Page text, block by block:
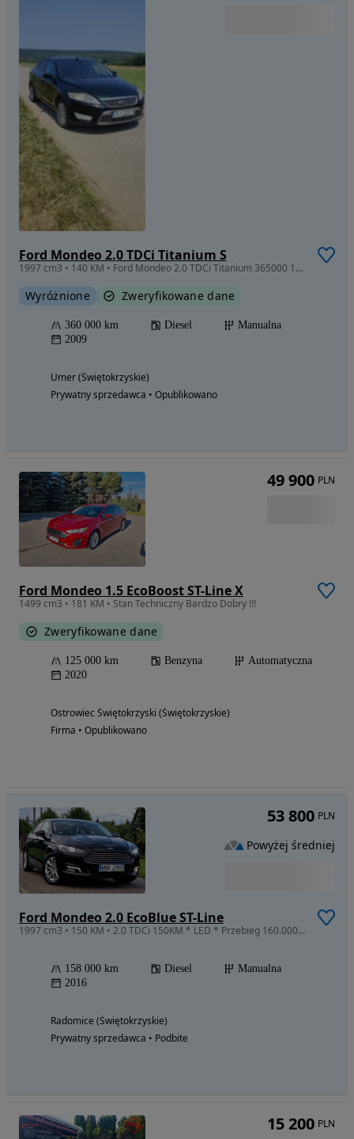
Ford Mondeo 2.0 TDCi Titanium S
1997 cm3 • 140 KM • Ford Mondeo 2.0 TDCi Titanium 365000 12500
Wyróżnione Zweryfikowane dane
360 000 km Diesel
Manualna
2009
Umer (Świętokrzyskie)
Prywatny sprzedawca • Opublikowano
Ford Mondeo 1.5 EcoBoost ST-Line X
1499 cm3 • 181 KM • Stan Techniczny Bardzo Dobry !!!
Zweryfikowane dane
125 000 km Benzyna
Automatyczna
2020
Ostrowiec Świętokrzyski (Świętokrzyskie)
Firma • Opublikowano
49 900 PLN
Ford Mondeo 2.0 EcoBlue ST-Line
1997 cm3 • 150 KM • 2.0 TDCi 150KM * LED * Przebieg 160.000km * Cały Oryginał * Niemcy
158 000 km Diesel
Manualna
2016
Radomice (Świętokrzyskie)
Prywatny sprzedawca • Podbite
53 800 PLN
Powyżej średniej
15 200 PLN